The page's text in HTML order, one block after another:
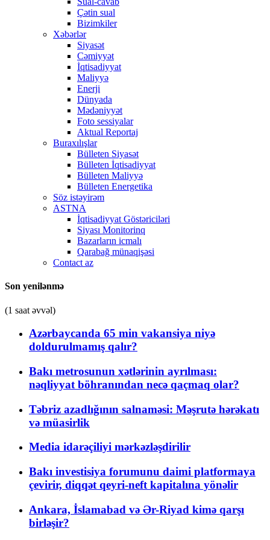
Çətin sual
Bizimkiler
Xəbərlər
Siyasət
Cəmiyyət
İqtisadiyyat
Maliyyə
Enerji
Dünyada
Mədəniyyət
Foto sessiyalar
Aktual Reportaj
Buraxılışlar
Bülleten Siyasət
Bülleten İqtisadiyyat
Bülleten Maliyyə
Bülleten Energetika
Söz istəyirəm
ASTNA
İqtisadiyyat Göstəriciləri
Siyası Monitorinq
Bazarların icmalı
Qarabağ münaqişəsi
Contact az
Son yenilənmə
(1 saat əvvəl)
Azərbaycanda 65 min vakansiya niyə
doldurulmamış qalır?
Bakı metrosunun xətlərinin ayrılması:
nəqliyyat böhranından necə qaçmaq olar?
Təbriz azadlığının salnaməsi: Məşrutə hərəkatı
və müasirlik
Media idarəçiliyi mərkəzləşdirilir
Bakı investisiya forumunu daimi platformaya
çevirir, diqqət qeyri-neft kapitalına yönəlir
Ankara, İslamabad və Ər-Riyad kimə qarşı
birləşir?